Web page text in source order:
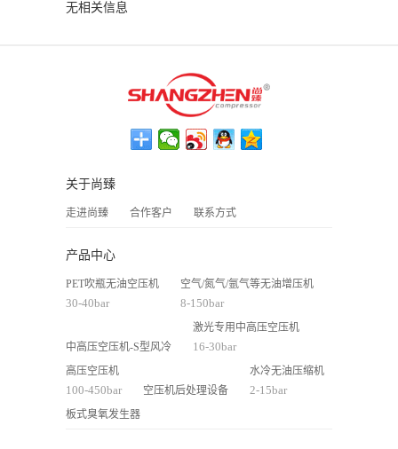
无相关信息
关于尚臻
走进尚臻 合作客户 联系方式
产品中心
PET吹瓶无油空压机
30-40bar
空气/氮气/氩气等无油增压机
8-150bar
中高压空压机-S型风冷
激光专用中高压空压机
16-30bar
高压空压机
100-450bar 空压机后处理设备
水冷无油压缩机
2-15bar
板式臭氧发生器